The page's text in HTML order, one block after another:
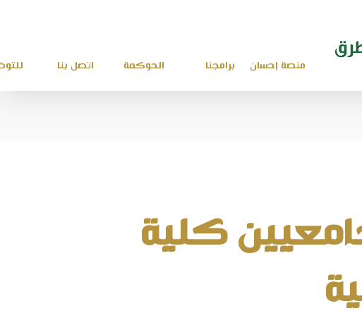
منصة إحسان برامجنا الحوكمة اتصل بنا
الدفعة (47) الجامعيين كلية